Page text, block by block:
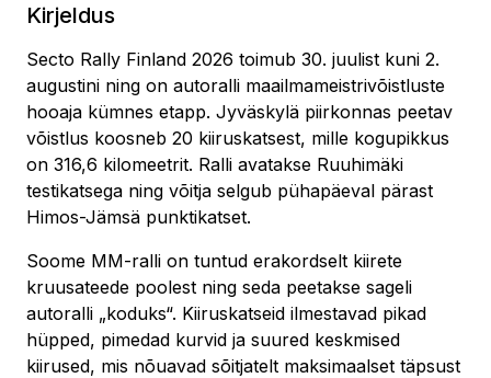
Kirjeldus
Secto Rally Finland 2026 toimub 30. juulist kuni 2.
augustini ning on autoralli maailmameistrivõistluste
hooaja kümnes etapp. Jyväskylä piirkonnas peetav
võistlus koosneb 20 kiiruskatsest, mille kogupikkus
on 316,6 kilomeetrit. Ralli avatakse Ruuhimäki
testikatsega ning võitja selgub pühapäeval pärast
Himos-Jämsä punktikatset.
Soome MM-ralli on tuntud erakordselt kiirete
kruusateede poolest ning seda peetakse sageli
autoralli „koduks“. Kiiruskatseid ilmestavad pikad
hüpped, pimedad kurvid ja suured keskmised
kiirused, mis nõuavad sõitjatelt maksimaalset täpsust